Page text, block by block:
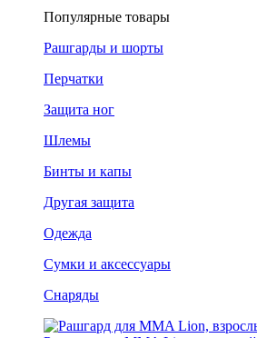
Популярные товары
Рашгарды и шорты
Перчатки
Защита ног
Шлемы
Бинты и капы
Другая защита
Одежда
Сумки и аксессуары
Снаряды